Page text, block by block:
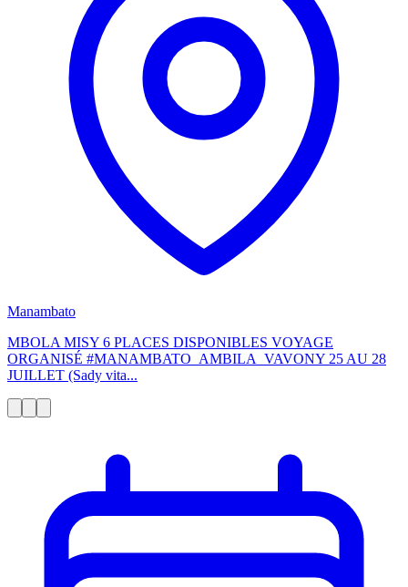
Manambato
MBOLA MISY 6 PLACES DISPONIBLES VOYAGE
ORGANISÉ #MANAMBATO_AMBILA_VAVONY 25 AU 28
JUILLET (Sady vita...